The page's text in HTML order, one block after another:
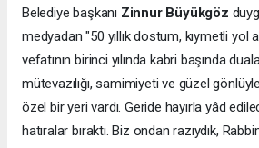
Belediye başkanı Zinnur Büyükgöz
medyadan "50 yıllık dostum, kıymetli yol
vefatının birinci yılında kabri başında
mütevazılığı, samimiyeti ve güzel
özel bir yeri vardı. Geride hayırla yâd
hatıralar bıraktı. Biz ondan razıydık,